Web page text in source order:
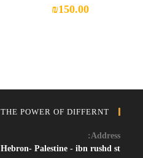
₪150.00
POWER OF DIFFERNT
Address:
Hebron- Palestine - ibn rushd st